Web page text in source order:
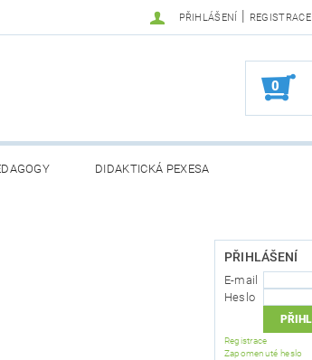
PŘIHLÁŠENÍ | REGISTRACE
0
DIDAKTICKÁ PEXESA
ZVÝHODNĚNÉ BALÍČKYPŘIHLÁŠENÍ
E-mail
Heslo
Registrace
Zapomenuté heslo